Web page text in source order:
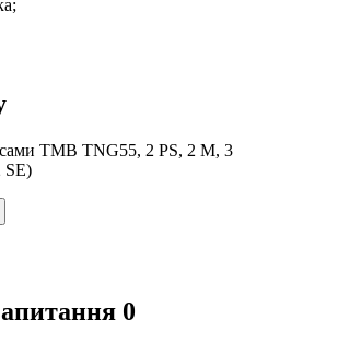
TMB TNG55, 2 PS, 2 M, 3
SE)
0